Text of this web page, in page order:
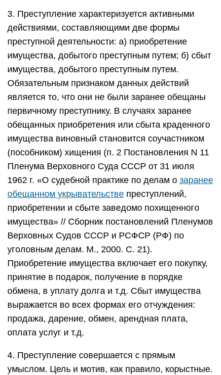
3. Преступление характеризуется активными
действиями, составляющими две формы
преступной деятельности: а) приобретение
имущества, добытого преступным путем; б) сбыт
имущества, добытого преступным путем.
Обязательным признаком данных действий
является то, что они не были заранее обещаны
первичному преступнику. В случаях заранее
обещанных приобретения или сбыта краденного
имущества виновный становится соучастником
(пособником) хищения (п. 2 Постановления N 11
Пленума Верховного Суда СССР от 31 июля
1962 г. «О судебной практике по делам о заранее
обещанном укрывательстве преступлений,
приобретении и сбыте заведомо похищенного
имущества» // Сборник постановлений Пленумов
Верховных Судов СССР и РСФСР (РФ) по
уголовным делам. М., 2000. С. 21).
Приобретение имущества включает его покупку,
принятие в подарок, получение в порядке
обмена, в уплату долга и т.д. Сбыт имущества
выражается во всех формах его отчуждения:
продажа, дарение, обмен, арендная плата,
оплата услуг и т.д.
4. Преступление совершается с прямым
умыслом. Цель и мотив, как правило, корыстные.